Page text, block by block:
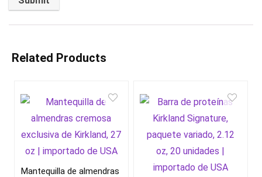
Related Products
Mantequilla de almendras